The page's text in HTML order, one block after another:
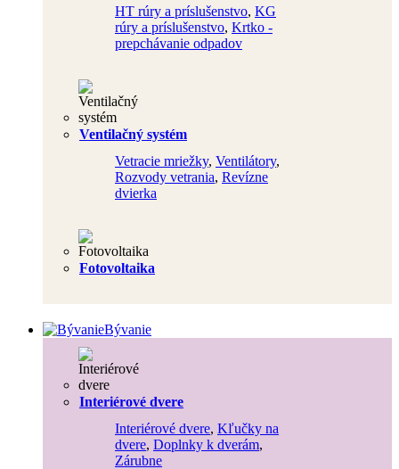
HT rúry a príslušenstvo, KG
rúry a príslušenstvo, Krtko -
prepchávanie odpadov
Ventilačný systém
Vetracie mriežky, Ventilátory,
Rozvody vetrania, Revízne
dvierka
Fotovoltaika
Bývanie
Interiérové dvere
Interiérové dvere, Kľučky na
dvere, Doplnky k dverám,
Zárubne